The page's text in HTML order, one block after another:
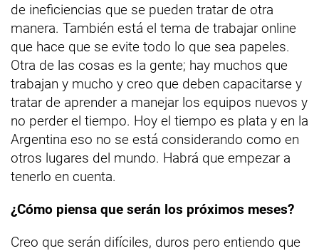
de ineficiencias que se pueden tratar de otra
manera. También está el tema de trabajar online
que hace que se evite todo lo que sea papeles.
Otra de las cosas es la gente; hay muchos que
trabajan y mucho y creo que deben capacitarse y
tratar de aprender a manejar los equipos nuevos y
no perder el tiempo. Hoy el tiempo es plata y en la
Argentina eso no se está considerando como en
otros lugares del mundo. Habrá que empezar a
tenerlo en cuenta.
¿Cómo piensa que serán los próximos meses?
Creo que serán difíciles, duros pero entiendo que